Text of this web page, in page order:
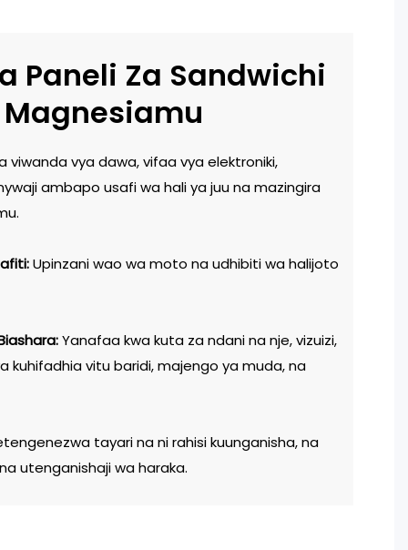
Paneli Za Sandwichi
Magnesiamu
viwanda vya dawa, vifaa vya elektroniki,
ambapo usafi wa hali ya juu na mazingira
Upinzani wao wa moto na udhibiti wa halijoto
Yanafaa kwa kuta za ndani na nje, vizuizi,
kuhifadhia vitu baridi, majengo ya muda, na
tayari na ni rahisi kuunganisha, na
utenganishaji wa haraka.